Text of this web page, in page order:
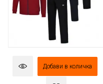
Добави в количка